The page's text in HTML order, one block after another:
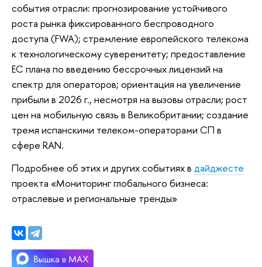
события отрасли: прогнозирование устойчивого
роста рынка фиксированного беспроводного
доступа (FWA); стремление европейского телекома
к технологическому суверенитету; предоставление
ЕС плана по введению бессрочных лицензий на
спектр для операторов; ориентация на увеличение
прибыли в 2026 г., несмотря на вызовы отрасли; рост
цен на мобильную связь в Великобритании; создание
тремя испанскими телеком-операторами СП в
сфере RAN.
Подробнее об этих и других событиях в дайджесте
проекта «Мониторинг глобального бизнеса:
отраслевые и региональные тренды»